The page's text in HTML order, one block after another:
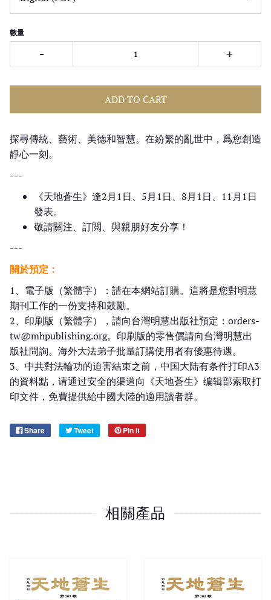
數量
- +
ADD TO CART
探尋傳統、藝術、美德和智慧。在紛繁的亂世中，爲您創造
靜心一刻。
---
《天地蒼生》逢2月1日、5月1日、8月1日、11月1日
發表。
敬請關注、訂閲、與親朋好友分享！
---
關於預定：
1、電子版（繁體字）：請在本網站訂購。這將是您對明慧
期刊工作的一份支持和鼓勵。
2、印刷版（繁體字），請向台灣明慧出版社預定：orders-
tw@mhpublishing.org。印刷版的零售價請向台灣明慧出
版社問詢。海外大法弟子批量訂購使用者有優惠待遇。
3、中共對法輪功的迫害結束之前，中国大陆有条件打印A3
的資料點，请通过安全的渠道向《天地蒼生》编辑部索取打
印文件，免費提供給中國大陸的適用讀者群。
Share Tweet Pin it
相關產品